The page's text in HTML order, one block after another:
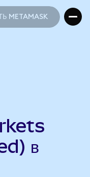
METAMASK
в